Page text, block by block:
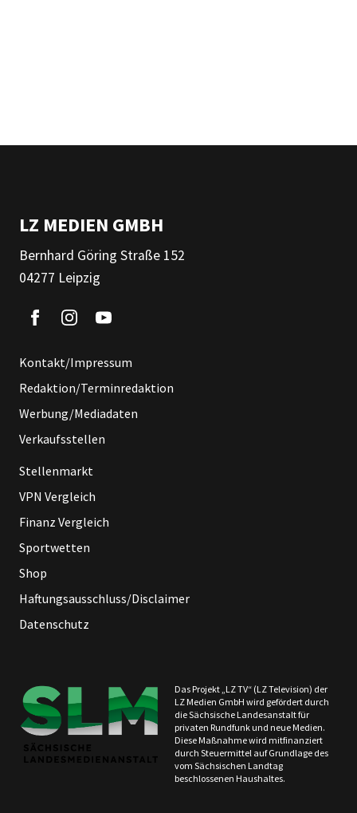
LZ MEDIEN GMBH
Bernhard Göring Straße 152
04277 Leipzig
Kontakt/Impressum
Redaktion/Terminredaktion
Werbung/Mediadaten
Verkaufsstellen
Stellenmarkt
VPN Vergleich
Finanz Vergleich
Sportwetten
Shop
Haftungsausschluss/Disclaimer
Datenschutz
Das Projekt „LZ TV“ (LZ Television) der
LZ Medien GmbH wird gefördert durch
die Sächsische Landesanstalt für
privaten Rundfunk und neue Medien.
Diese Maßnahme wird mitfinanziert
durch Steuermittel auf Grundlage des
vom Sächsischen Landtag
beschlossenen Haushaltes.